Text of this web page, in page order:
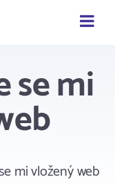
se mi
mi vložený web